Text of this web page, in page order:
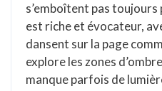
s’emboîtent pas
est riche et évocateur,
dansent sur la page
explore les zones
manque parfois de